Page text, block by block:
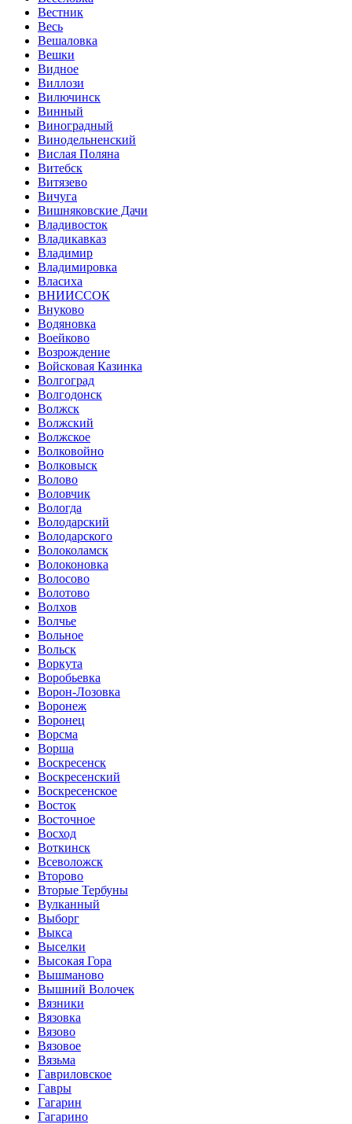
Вестник
Весь
Вешаловка
Вешки
Видное
Виллози
Вилючинск
Винный
Виноградный
Винодельненский
Вислая Поляна
Витебск
Витязево
Вичуга
Вишняковские Дачи
Владивосток
Владикавказ
Владимир
Владимировка
Власиха
ВНИИССОК
Внуково
Водяновка
Воейково
Возрождение
Войсковая Казинка
Волгоград
Волгодонск
Волжск
Волжский
Волжское
Волковойно
Волковыск
Волово
Воловчик
Вологда
Володарский
Володарского
Волоколамск
Волоконовка
Волосово
Волотово
Волхов
Волчье
Вольное
Вольск
Воркута
Воробьевка
Ворон-Лозовка
Воронеж
Воронец
Ворсма
Ворша
Воскресенск
Воскресенский
Воскресенское
Восток
Восточное
Восход
Воткинск
Всеволожск
Второво
Вторые Тербуны
Вулканный
Выборг
Выкса
Выселки
Высокая Гора
Вышманово
Вышний Волочек
Вязники
Вязовка
Вязово
Вязовое
Вязьма
Гавриловское
Гавры
Гагарин
Гагарино